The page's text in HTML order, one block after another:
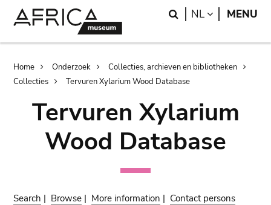
Search
NL LANGUAGE
MENU
Breadcrumb
Home Onderzoek
Collecties, archieven en bibliotheken
Collecties
Tervuren Xylarium Wood Database
Tervuren Xylarium
Wood Database
Search | Browse | More information | Contact persons